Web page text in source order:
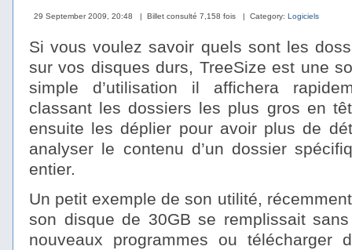
29 September 2009, 20:48 | Billet consulté 7,158 fois | Category: Logiciels
Si vous voulez savoir quels sont les
sur vos disques durs, TreeSize est une
simple d’utilisation il affichera
classant les dossiers les plus gros en
ensuite les déplier pour avoir plus de
analyser le contenu d’un dossier
entier.
Un petit exemple de son utilité,
son disque de 30GB se remplissait
nouveaux programmes ou télécharger